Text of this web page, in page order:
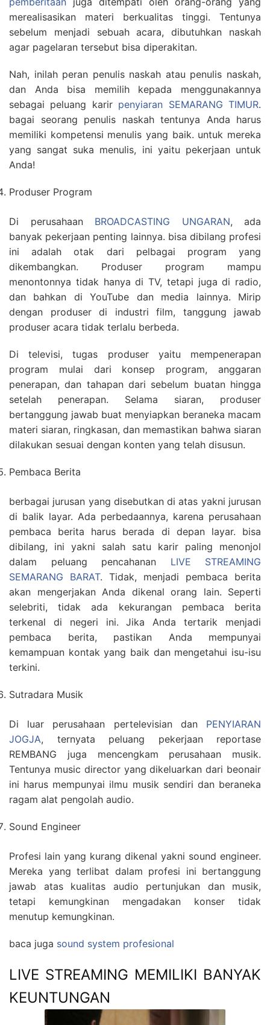
merealisasikan materi berkualitas tinggi. Tentunya
sebelum menjadi sebuah acara, dibutuhkan naskah
agar pagelaran tersebut bisa diperakitan.
Nah, inilah peran penulis naskah atau penulis naskah,
dan Anda bisa memilih kepada menggunakannya
sebagai peluang karir penyiaran SEMARANG TIMUR.
bagai seorang penulis naskah tentunya Anda harus
memiliki kompetensi menulis yang baik. untuk mereka
yang sangat suka menulis, ini yaitu pekerjaan untuk
Anda!
Produser Program
Di perusahaan BROADCASTING UNGARAN, ada
banyak pekerjaan penting lainnya. bisa dibilang profesi
ini adalah otak dari pelbagai program yang
dikembangkan. Produser program mampu
menontonnya tidak hanya di TV, tetapi juga di radio,
dan bahkan di YouTube dan media lainnya. Mirip
dengan produser di industri film, tanggung jawab
produser acara tidak terlalu berbeda.
Di televisi, tugas produser yaitu mempenerapan
program mulai dari konsep program, anggaran
penerapan, dan tahapan dari sebelum buatan hingga
setelah penerapan. Selama siaran, produser
bertanggung jawab buat menyiapkan beraneka macam
materi siaran, ringkasan, dan memastikan bahwa siaran
dilakukan sesuai dengan konten yang telah disusun.
Pembaca Berita
berbagai jurusan yang disebutkan di atas yakni jurusan
di balik layar. Ada perbedaannya, karena perusahaan
pembaca berita harus berada di depan layar. bisa
dibilang, ini yakni salah satu karir paling menonjol
dalam peluang pencahanan LIVE STREAMING
SEMARANG BARAT. Tidak, menjadi pembaca berita
akan mengerjakan Anda dikenal orang lain. Seperti
selebriti, tidak ada kekurangan pembaca berita
terkenal di negeri ini. Jika Anda tertarik menjadi
pembaca berita, pastikan Anda mempunyai
kemampuan kontak yang baik dan mengetahui isu-isu
terkini.
Sutradara Musik
Di luar perusahaan pertelevisian dan PENYIARAN
JOGJA, ternyata peluang pekerjaan reportase
REMBANG juga mencengkam perusahaan musik.
Tentunya music director yang dikeluarkan dari beonair
ini harus mempunyai ilmu musik sendiri dan beraneka
ragam alat pengolah audio.
Sound Engineer
Profesi lain yang kurang dikenal yakni sound engineer.
Mereka yang terlibat dalam profesi ini bertanggung
jawab atas kualitas audio pertunjukan dan musik,
tetapi kemungkinan mengadakan konser tidak
menutup kemungkinan.
baca juga sound system profesional
LIVE STREAMING MEMILIKI BANYAK
KEUNTUNGAN